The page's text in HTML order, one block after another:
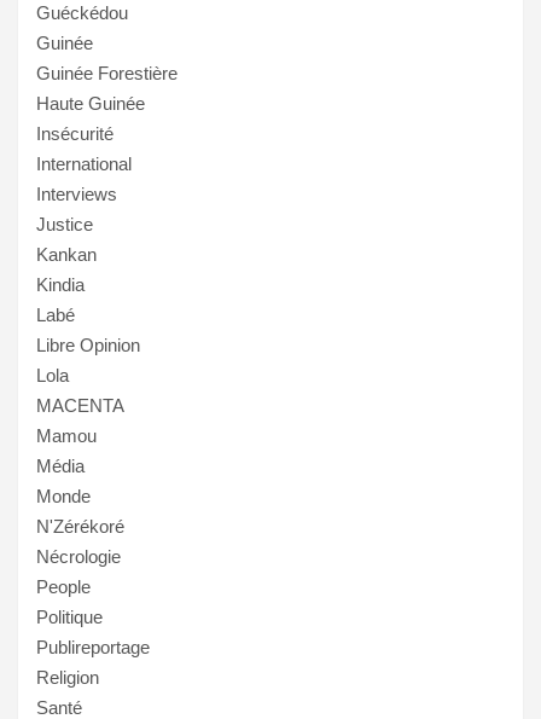
Guéckédou
Guinée
Guinée Forestière
Haute Guinée
Insécurité
International
Interviews
Justice
Kankan
Kindia
Labé
Libre Opinion
Lola
MACENTA
Mamou
Média
Monde
N'Zérékoré
Nécrologie
People
Politique
Publireportage
Religion
Santé